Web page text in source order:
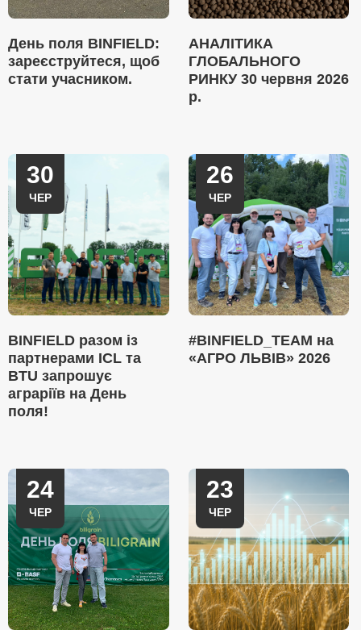
День поля BINFIELD:
зареєструйтеся, щоб
стати учасником.
АНАЛІТИКА
ГЛОБАЛЬНОГО
РИНКУ 30 червня 2026
р.
30
ЧЕР
BINFIELD разом із
партнерами ICL та
BTU запрошує
аграріїв на День
поля!
26
ЧЕР
#BINFIELD_TEAM на
«АГРО ЛЬВІВ» 2026
24
ЧЕР
23
ЧЕР